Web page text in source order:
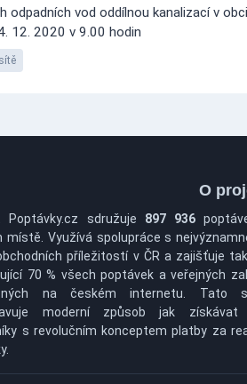
odpadních vod oddílnou kanalizací v obci
12. 2020 v 9.00 hodin
O
Poptávky.cz sdružuje 897 936
místě. Využívá spolupráce s
příležitostí v ČR a zajišťuje
70 % všech poptávek a veřejných
na českém internetu. Tato
moderní způsob jak získávat
s revolučním konceptem platby za